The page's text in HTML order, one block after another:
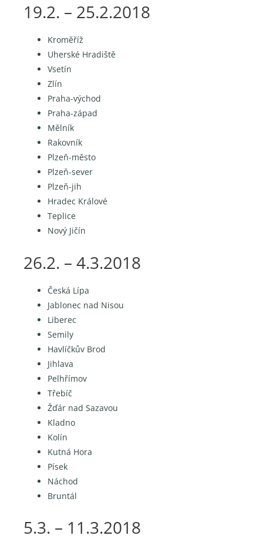
19.2. – 25.2.2018
Kroměříž
Uherské Hradiště
Vsetín
Zlín
Praha-východ
Praha-západ
Mělník
Rakovník
Plzeň-město
Plzeň-sever
Plzeň-jih
Hradec Králové
Teplice
Nový Jičín
26.2. – 4.3.2018
Česká Lípa
Jablonec nad Nisou
Liberec
Semily
Havlíčkův Brod
Jihlava
Pelhřímov
Třebíč
Žďár nad Sazavou
Kladno
Kolín
Kutná Hora
Písek
Náchod
Bruntál
5.3. – 11.3.2018